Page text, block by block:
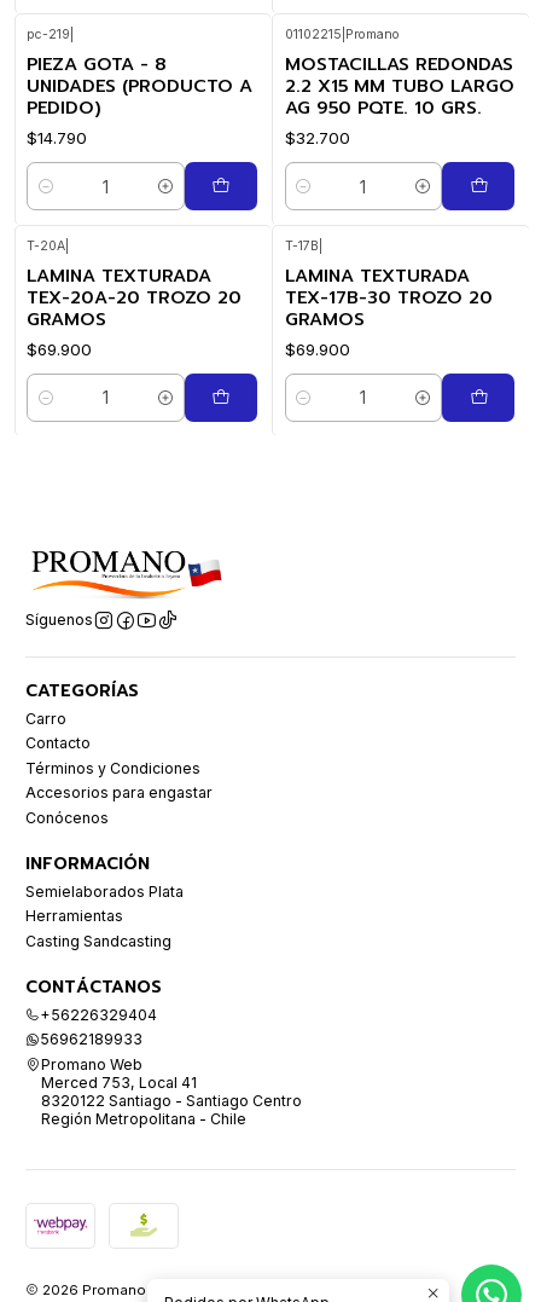
pc-219
PIEZA GOTA - 8
UNIDADES (PRODUCTO A
PEDIDO)
$14.790
Cantidad
01102215 Promano
MOSTACILLAS REDONDAS
2.2 X15 MM TUBO LARGO
AG 950 PQTE. 10 GRS.
$32.700
Cantidad
T-20A
LAMINA TEXTURADA
TEX-20A-20 TROZO 20
GRAMOS
$69.900
Cantidad
T-17B
LAMINA TEXTURADA
TEX-17B-30 TROZO 20
GRAMOS
$69.900
Cantidad
Síguenos
CATEGORÍAS
Carro
Contacto
Términos y Condiciones
Accesorios para engastar
Conócenos
INFORMACIÓN
Semielaborados Plata
Herramientas
Casting Sandcasting
CONTÁCTANOS
+56226329404
56962189933
Promano Web
Merced 753, Local 41
8320122 Santiago - Santiago Centro
Región Metropolitana - Chile
2026 Promano.